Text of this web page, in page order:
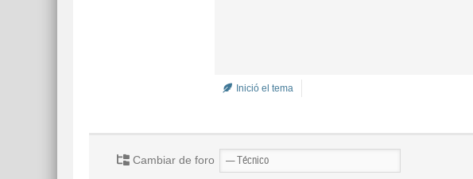
Inició el tema
Cambiar de foro